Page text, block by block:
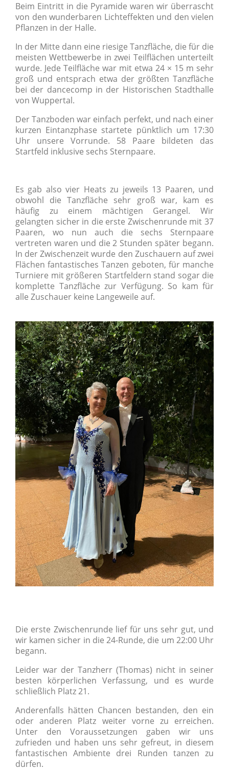
Beim Eintritt in die Pyramide waren wir überrascht
von den wunderbaren Lichteffekten und den vielen
Pflanzen in der Halle.
In der Mitte dann eine riesige Tanzfläche, die für die
meisten Wettbewerbe in zwei Teilflächen unterteilt
wurde. Jede Teilfläche war mit etwa 24 × 15 m sehr
groß und entsprach etwa der größten Tanzfläche
bei der dancecomp in der Historischen Stadthalle
von Wuppertal.
Der Tanzboden war einfach perfekt, und nach einer
kurzen Eintanzphase startete pünktlich um 17:30
Uhr unsere Vorrunde. 58 Paare bildeten das
Startfeld inklusive sechs Sternpaare.
Es gab also vier Heats zu jeweils 13 Paaren, und
obwohl die Tanzfläche sehr groß war, kam es
häufig zu einem mächtigen Gerangel. Wir
gelangten sicher in die erste Zwischenrunde mit 37
Paaren, wo nun auch die sechs Sternpaare
vertreten waren und die 2 Stunden später begann.
In der Zwischenzeit wurde den Zuschauern auf zwei
Flächen fantastisches Tanzen geboten, für manche
Turniere mit größeren Startfeldern stand sogar die
komplette Tanzfläche zur Verfügung. So kam für
alle Zuschauer keine Langeweile auf.
Die erste Zwischenrunde lief für uns sehr gut, und
wir kamen sicher in die 24-Runde, die um 22:00 Uhr
begann.
Leider war der Tanzherr (Thomas) nicht in seiner
besten körperlichen Verfassung, und es wurde
schließlich Platz 21.
Anderenfalls hätten Chancen bestanden, den ein
oder anderen Platz weiter vorne zu erreichen.
Unter den Voraussetzungen gaben wir uns
zufrieden und haben uns sehr gefreut, in diesem
fantastischen Ambiente drei Runden tanzen zu
dürfen.